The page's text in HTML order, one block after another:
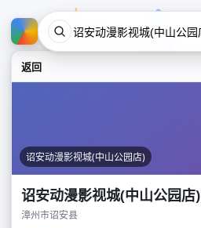
返回
诏安动漫影视城(中山公园店)
诏安动漫影视城(中山公园店)
漳州市诏安县